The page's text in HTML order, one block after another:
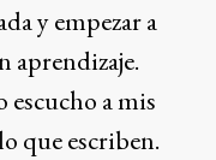
y empezar a
aprendizaje.
escucho a mis
que escriben.